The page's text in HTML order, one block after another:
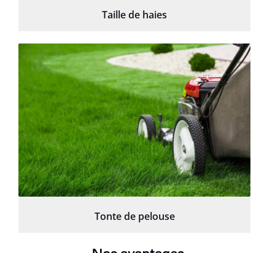
Taille de haies
Tonte de pelouse